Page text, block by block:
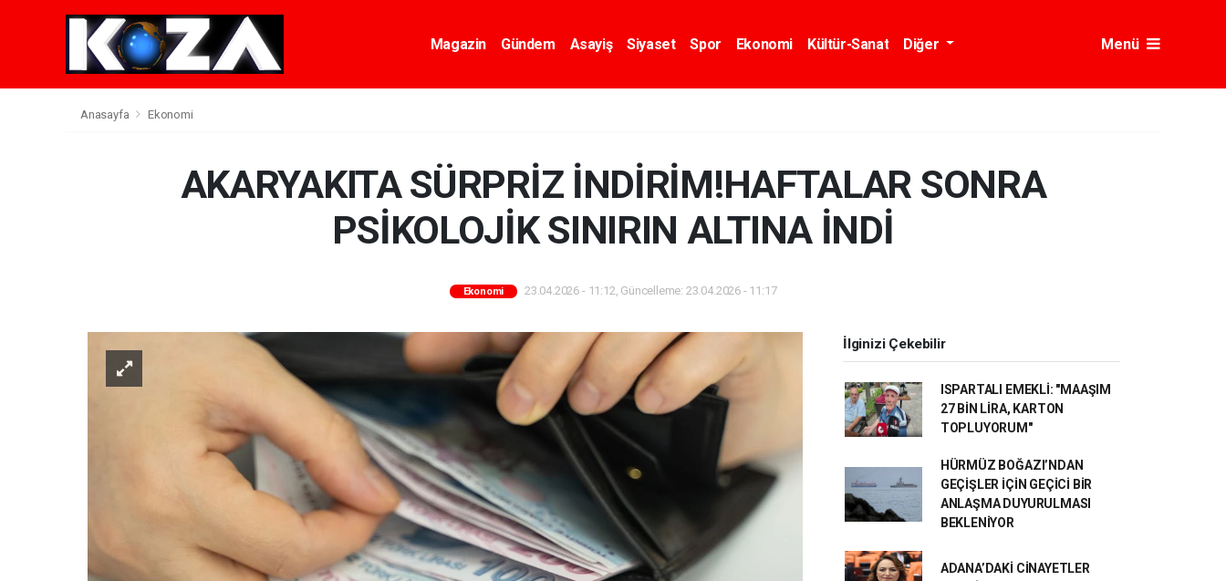
Magazin Gündem Asayiş Siyaset Spor Ekonomi Kültür-Sanat Diğer Menü
Anasayfa Ekonomi
AKARYAKITA SÜRPRİZ İNDİRİM!HAFTALAR SONRA
PSİKOLOJİK SINIRIN ALTINA İNDİ
Ekonomi 23.04.2026 - 11:12, Güncelleme: 23.04.2026 - 11:17
İlginizi Çekebilir
ISPARTALI EMEKLİ: "MAAŞIM
27 BİN LİRA, KARTON
TOPLUYORUM"
HÜRMÜZ BOĞAZI’NDAN
GEÇİŞLER İÇİN GEÇİCİ BİR
ANLAŞMA DUYURULMASI
BEKLENİYOR
ADANA’DAKİ CİNAYETLER